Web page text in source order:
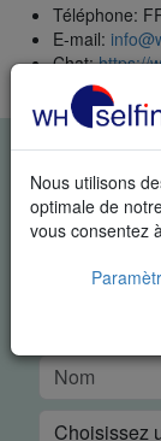
Téléphone:
E-mail:
Chat:https://
Contactez-
Nous utilisons
optimale de
vous consentez
DÉMO
RÉEL